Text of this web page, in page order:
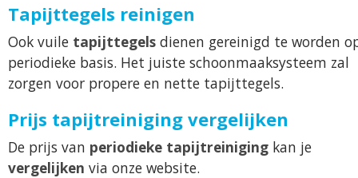
Tapijttegels reinigen
Ook vuile tapijttegels dienen gereinigd te worden
periodieke basis. Het juiste schoonmaaksysteem zal
zorgen voor propere en nette tapijttegels.
Prijs tapijtreiniging vergelijken
De prijs van periodieke tapijtreiniging kan je
vergelijken via onze website.